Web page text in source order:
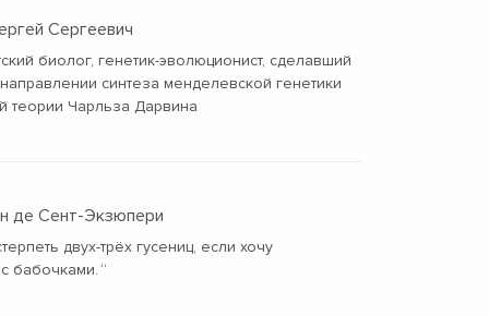
Сергеевич
биолог, генетик-эволюционист, сделавший
синтеза менделевской генетики
теории Чарльза Дарвина
де Сент-Экзюпери
двух-трёх гусениц, если хочу
бабочками. “